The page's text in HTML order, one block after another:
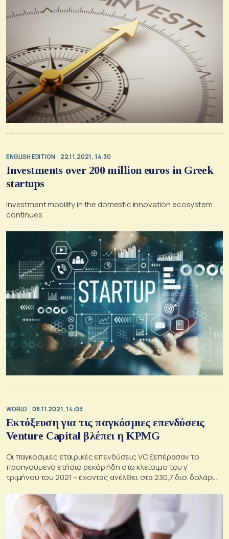
ENGLISH EDITION 22.11.2021, 14:30
Investments over 200 million euros in Greek
startups
Investment mobility in the domestic innovation ecosystem
continues
WORLD 08.11.2021, 14:03
Εκτόξευση για τις παγκόσμιες επενδύσεις
Venture Capital βλέπει η KPMG
Οι παγκόσμιες εταιρικές επενδύσεις VC ξεπέρασαν το
προηγούμενο ετήσιο ρεκόρ ήδη στο κλείσιμο του γ’
τριμήνου του 2021 – έχοντας ανέλθει στα 230,7 δισ. δολάρια